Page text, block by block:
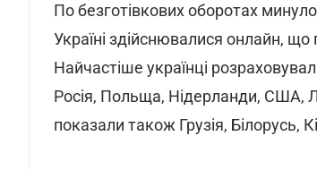
По безготівкових оборотах
Україні здійснювалися онлайн, що
Найчастіше українці
Росія, Польща, Нідерланди, США,
показали також Грузія, Білорусь,